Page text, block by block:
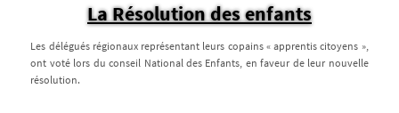
La Résolution des enfants
Les délégués régionaux représentant leurs copains « apprentis citoyens »,
ont voté lors du conseil National des Enfants, en faveur de leur nouvelle
résolution.